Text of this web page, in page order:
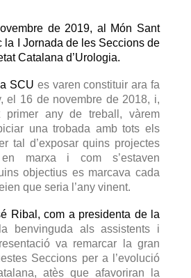
de 2019, al Món Sant
la I Jornada de les Seccions de
Catalana d’Urologia.
SCU es varen constituir ara fa
el 16 de novembre de 2018, i,
primer any de treball, vàrem
una trobada amb tots els
tal d’exposar quins projectes
en marxa i com s’estaven
objectius es marcava cada
que seria l’any vinent.
Ribal, com a presidenta de la
benvinguda als assistents i
va remarcar la gran
Seccions per a l’evolució
atès que afavoriran la